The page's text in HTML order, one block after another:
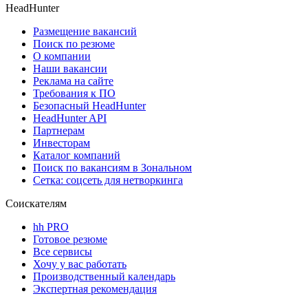
HeadHunter
Размещение вакансий
Поиск по резюме
О компании
Наши вакансии
Реклама на сайте
Требования к ПО
Безопасный HeadHunter
HeadHunter API
Партнерам
Инвесторам
Каталог компаний
Поиск по вакансиям в Зональном
Сетка: соцсеть для нетворкинга
Соискателям
hh PRO
Готовое резюме
Все сервисы
Хочу у вас работать
Производственный календарь
Экспертная рекомендация